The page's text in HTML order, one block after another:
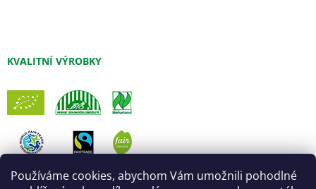
Používáme cookies, abychom Vám umožnili pohodlné
KVALITNÍ VÝROBKY